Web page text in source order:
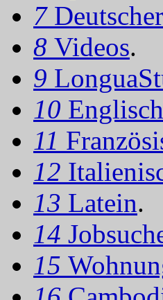
7
8 Videos.
9
10 Englisch
11
12
13 Latein.
14
15